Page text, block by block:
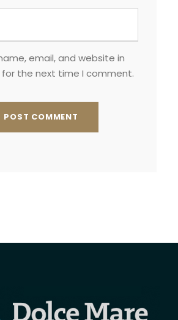
email, and website in
for the next time I comment.